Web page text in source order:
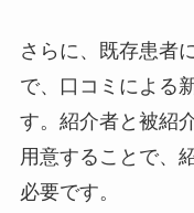
さらに、既存患者
で、口コミによる
す。紹介者と被紹
用意することで、
必要です。